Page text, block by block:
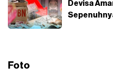
Devisa
Foto